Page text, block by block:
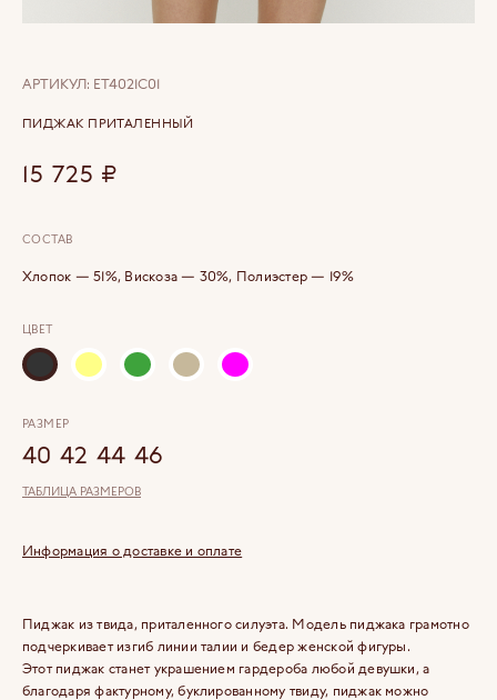
Пиджак из твида, приталенного силуэта. Модель пиджака грамотно
подчеркивает изгиб линии талии и бедер женской фигуры.
Этот пиджак станет украшением гардероба любой девушки, а
благодаря фактурному, буклированному твиду, пиджак можно
АРТИКУЛ: ET4021C01
ПИДЖАК ПРИТАЛЕННЫЙ
15 725 ₽
СОСТАВ
Хлопок — 51%, Вискоза — 30%, Полиэстер — 19%
ЦВЕТ
РАЗМЕР
40 42 44 46
ТАБЛИЦА РАЗМЕРОВ
Информация о доставке и оплате